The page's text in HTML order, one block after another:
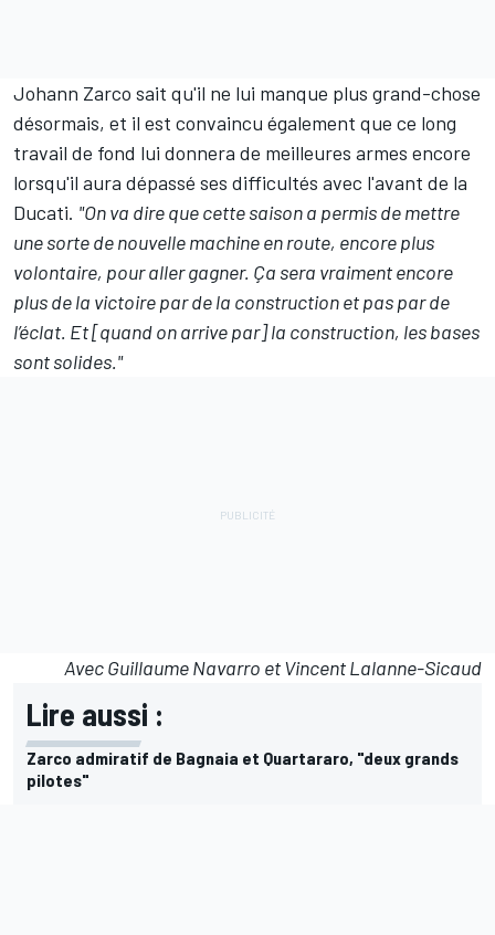
Johann Zarco sait qu'il ne lui manque plus grand-chose
désormais, et il est convaincu également que ce long
travail de fond lui donnera de meilleures armes encore
lorsqu'il aura dépassé ses difficultés avec l'avant de la
Ducati. "On va dire que cette saison a permis de mettre
une sorte de nouvelle machine en route, encore plus
volontaire, pour aller gagner. Ça sera vraiment encore
plus de la victoire par de la construction et pas par de
l’éclat. Et [quand on arrive par] la construction, les bases
sont solides."
Avec Guillaume Navarro et Vincent Lalanne-Sicaud
Lire aussi :
Zarco admiratif de Bagnaia et Quartararo, "deux grands
pilotes"